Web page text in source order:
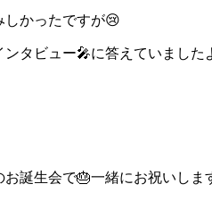
しかったですが😢
タビュー🎤に答えていました
誕生会で🎂一緒にお祝いしま